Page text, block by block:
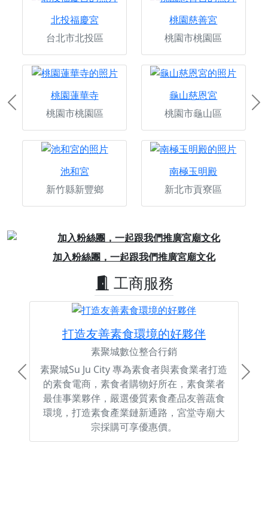
北投福慶宮
台北市北投區
桃園慈善宮
桃園市桃園區
桃園蓮華寺
桃園市桃園區
龜山慈恩宮
桃園市龜山區
池和宮
新竹縣新豐鄉
南極玉明殿
新北市貢寮區
Previous
加入粉絲團，一起跟我們推廣宮廟文化
Previous
工商服務
打造友善素食環境的好夥伴
素聚城數位整合行銷
素聚城Su Ju City 專為素食者與素食業者打造
的素食電商，素食者購物好所在，素食業者
最佳事業夥伴，嚴選優質素食產品友善蔬食
環境，打造素食產業鏈新通路，宮堂寺廟大
宗採購可享優惠價。
Previous Next